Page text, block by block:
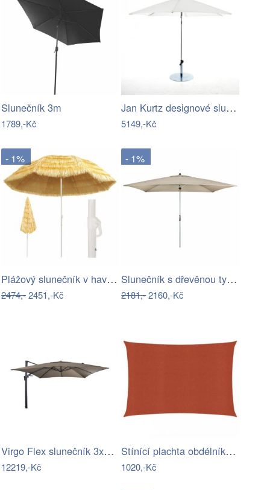
Slunečník 3m
1789,-Kč
Jan Kurtz designové slunečníky Elba…
5149,-Kč
- 1%
Plážový slunečník v havajském stylu Ø…
2474,-2451,-Kč
- 1%
Slunečník s dřevěnou tyčí Ø 330 cm…
2181,-2160,-Kč
Virgo Flex slunečník 3x3 m šedohnědý
12219,-Kč
Stínící plachta obdélníková HDPE 2,5 x…
1020,-Kč